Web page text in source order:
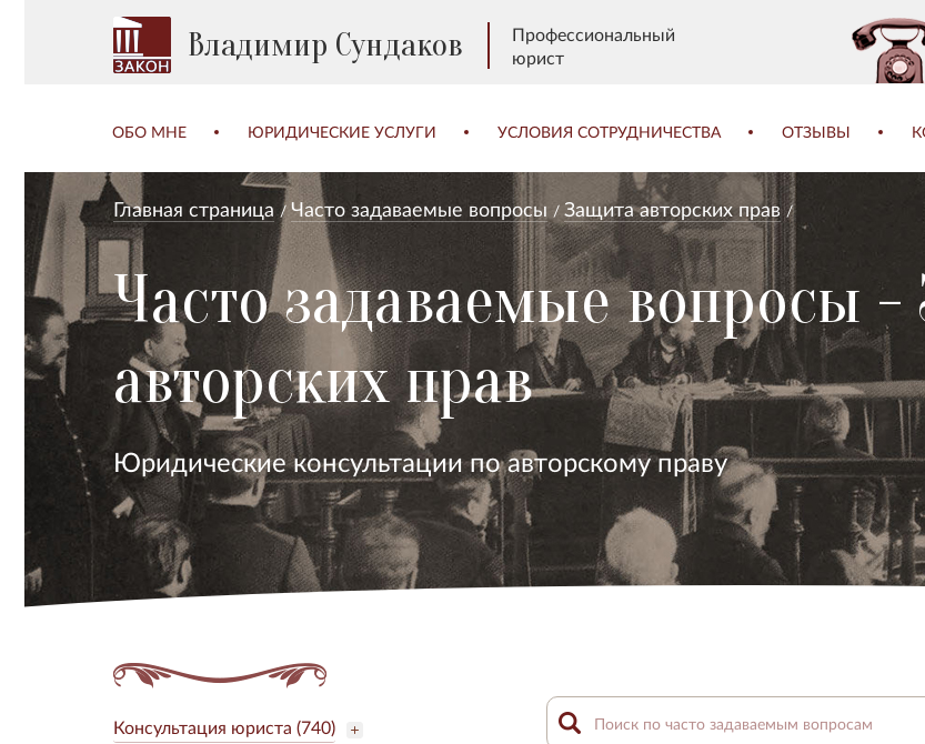
Владимир Сундаков
Профессиональный
юрист
ОБО МНЕ ЮРИДИЧЕСКИЕ УСЛУГИ УСЛОВИЯ СОТРУДНИЧЕСТВА ОТЗЫВЫ
Главная страница Часто задаваемые вопросы Защита авторских прав
Часто задаваемые вопросы
авторских прав
Юридические консультации по авторскому праву
Консультация юриста (740)